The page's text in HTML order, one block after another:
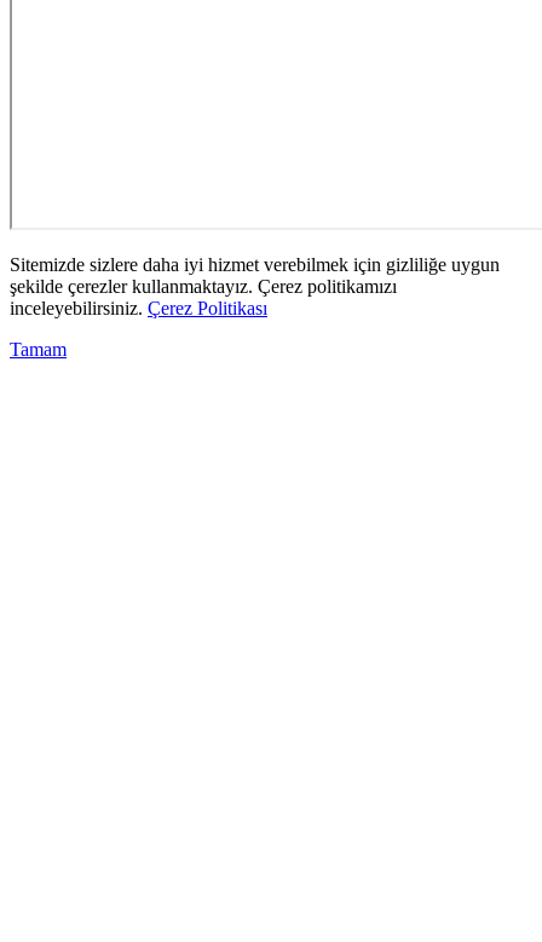
Sitemizde sizlere daha iyi hizmet verebilmek için gizliliğe uygun
şekilde çerezler kullanmaktayız. Çerez politikamızı
inceleyebilirsiniz. Çerez Politikası
Tamam